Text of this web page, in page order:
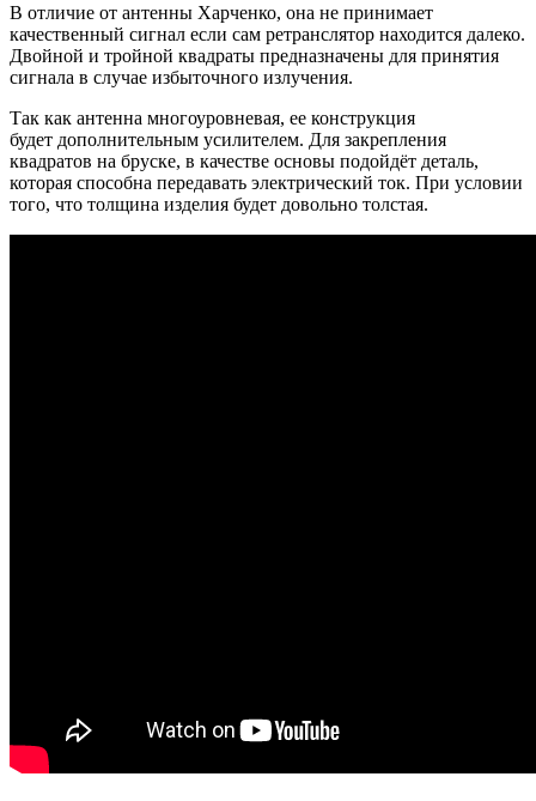
В отличие от антенны Харченко, она не принимает
качественный сигнал если сам ретранслятор находится далеко.
Двойной и тройной квадраты предназначены для принятия
сигнала в случае избыточного излучения.
Так как антенна многоуровневая, ее конструкция
будет дополнительным усилителем. Для закрепления
квадратов на бруске, в качестве основы подойдёт деталь,
которая способна передавать электрический ток. При условии
того, что толщина изделия будет довольно толстая.